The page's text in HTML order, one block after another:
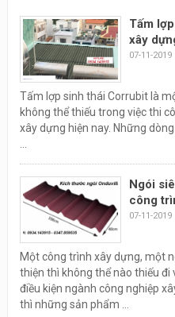
Tấm
xây
07-11-2019
Tấm lợp sinh thái Corrubit là
không thể thiếu trong việc thi
xây dựng hiện nay. Những
Ngói
công
07-11-2019
Một công trình xây dựng, một
thiện thì không thể nào thiếu đi
điều kiện ngành công nghiệp
thì những sản phẩm ...